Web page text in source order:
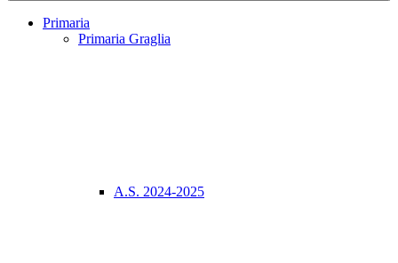
Primaria
Primaria Graglia
A.S. 2024-2025